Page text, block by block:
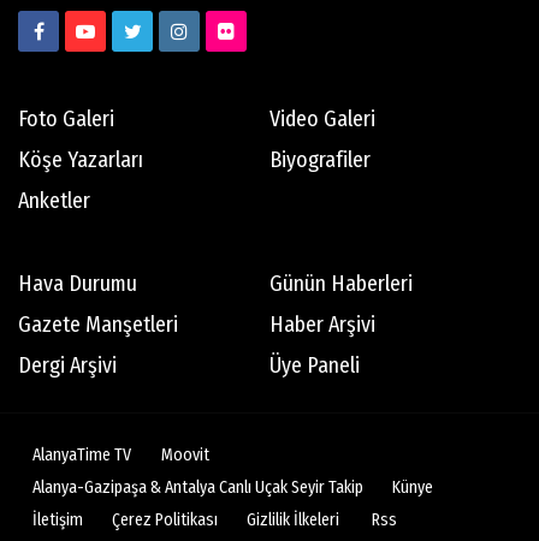
Foto Galeri
Video Galeri
Köşe Yazarları
Biyografiler
Anketler
Hava Durumu
Günün Haberleri
Gazete Manşetleri
Haber Arşivi
Dergi Arşivi
Üye Paneli
AlanyaTime TV
Moovit
Alanya-Gazipaşa & Antalya Canlı Uçak Seyir Takip
Künye
İletişim
Çerez Politikası Gizlilik İlkeleri Rss